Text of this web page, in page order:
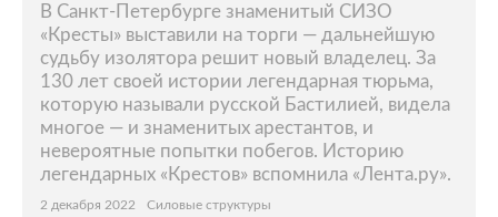
В Санкт-Петербурге знаменитый СИЗО
«Кресты» выставили на торги — дальнейшую
судьбу изолятора решит новый владелец. За
130 лет своей истории легендарная тюрьма,
которую называли русской Бастилией, видела
многое — и знаменитых арестантов, и
невероятные попытки побегов. Историю
легендарных «Крестов» вспомнила «Лента.ру».
2 декабря 2022 Силовые структуры